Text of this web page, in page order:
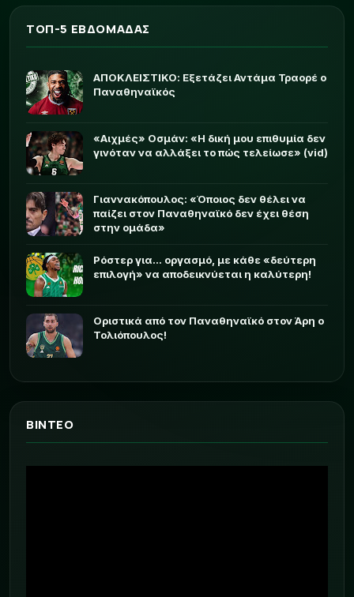
ΤΟΠ-5 ΕΒΔΟΜΑΔΑΣ
ΑΠΟΚΛΕΙΣΤΙΚΟ: Εξετάζει Αντάμα Τραορέ ο
Παναθηναϊκός
«Αιχμές» Οσμάν: «Η δική μου επιθυμία δεν
γινόταν να αλλάξει το πώς τελείωσε» (vid)
Γιαννακόπουλος: «Όποιος δεν θέλει να
παίζει στον Παναθηναϊκό δεν έχει θέση
στην ομάδα»
Ρόστερ για... οργασμό, με κάθε «δεύτερη
επιλογή» να αποδεικνύεται η καλύτερη!
Οριστικά από τον Παναθηναϊκό στον Άρη ο
Τολιόπουλος!
ΒΙΝΤΕΟ